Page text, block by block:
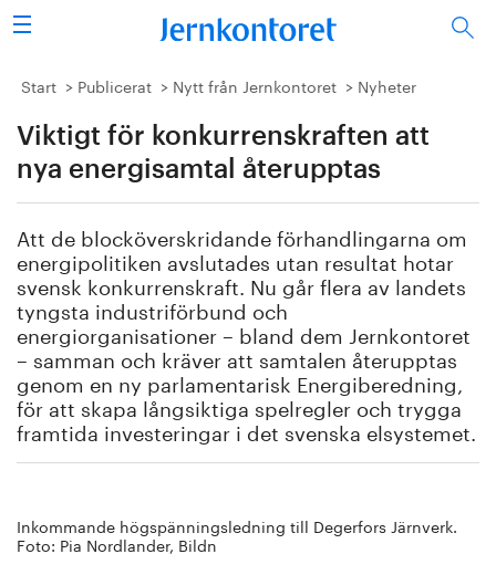
Sök
Stålindustrin
Vision 2050
Energi/miljö
Vi tycker
Publicerat
Bildbank
Om oss
Start Publicerat Nytt från Jernkontoret Nyheter
Viktigt för konkurrenskraften att
nya energisamtal återupptas
Att de blocköverskridande förhandlingarna om
energipolitiken avslutades utan resultat hotar
svensk konkurrenskraft. Nu går flera av landets
tyngsta industriförbund och
energiorganisationer – bland dem Jernkontoret
– samman och kräver att samtalen återupptas
genom en ny parlamentarisk Energiberedning,
för att skapa långsiktiga spelregler och trygga
framtida investeringar i det svenska elsystemet.
Inkommande högspänningsledning till Degerfors Järnverk.
Foto: Pia Nordlander, Bildn